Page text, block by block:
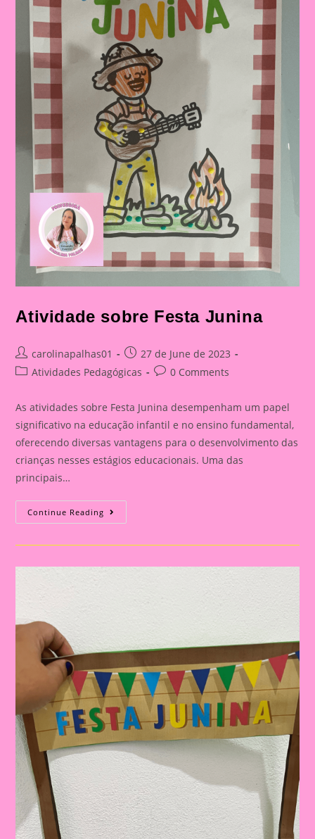
Atividade sobre Festa Junina
Post
author:
carolinapalhas01
Post
published:
27 de June de 2023
PostAtividades Pedagógicas
Post0 Comments
As atividades sobre Festa Junina desempenham um papel
significativo na educação infantil e no ensino fundamental,
oferecendo diversas vantagens para o desenvolvimento das
crianças nesses estágios educacionais. Uma das
principais…
Continue Reading Atividade
Sobre
Junina